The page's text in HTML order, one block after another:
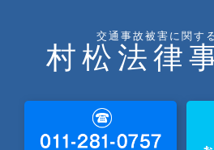
交通事故被害に関す
村松法律